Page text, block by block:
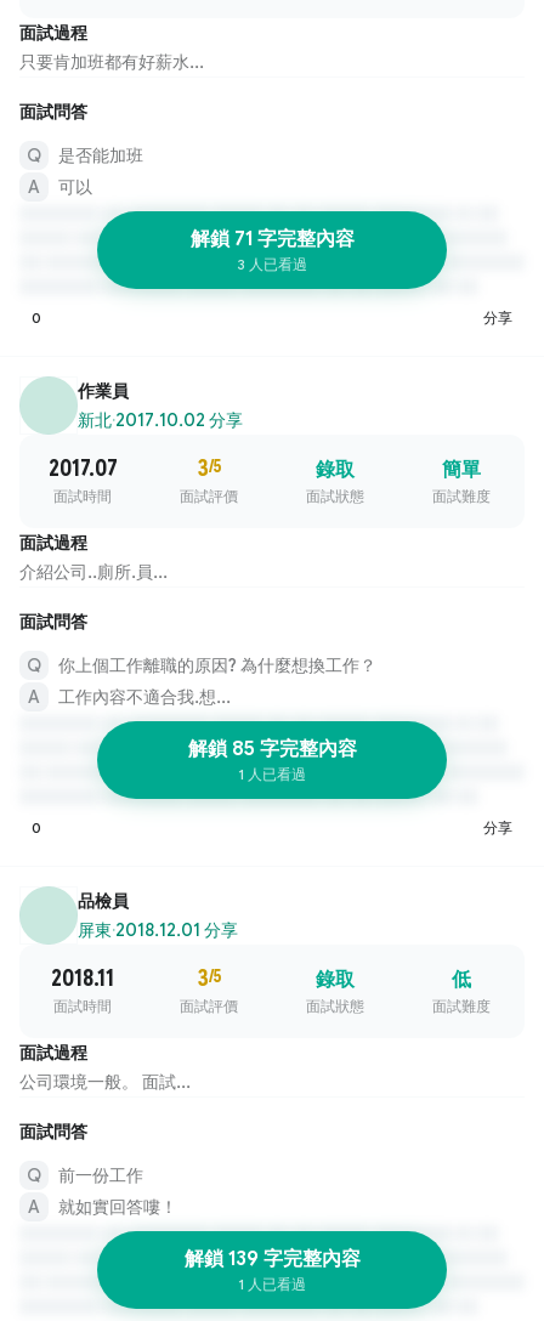
面試過程
只要肯加班都有好薪水...
面試問答
是否能加班
可以
解鎖 71 字完整內容
3 人已看過
0 分享
作業員
新北·2017.10.02 分享
2017.07
面試時間
3/5
面試評價
錄取
面試狀態
簡單
面試難度
面試過程
介紹公司..廁所.員...
面試問答
你上個工作離職的原因? 為什麼想換工作？
工作內容不適合我.想...
解鎖 85 字完整內容
1 人已看過
0 分享
品檢員
屏東·2018.12.01 分享
2018.11
面試時間
3/5
面試評價
錄取
面試狀態
低
面試難度
面試過程
公司環境一般。 面試...
面試問答
前一份工作
就如實回答嘍！
解鎖 139 字完整內容
1 人已看過